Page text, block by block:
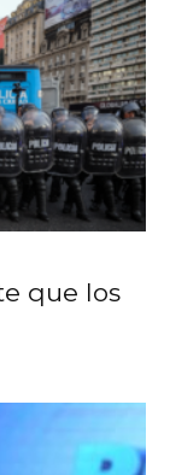
que los